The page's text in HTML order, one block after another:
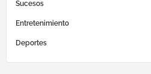
Sucesos
Entretenimiento
Deportes